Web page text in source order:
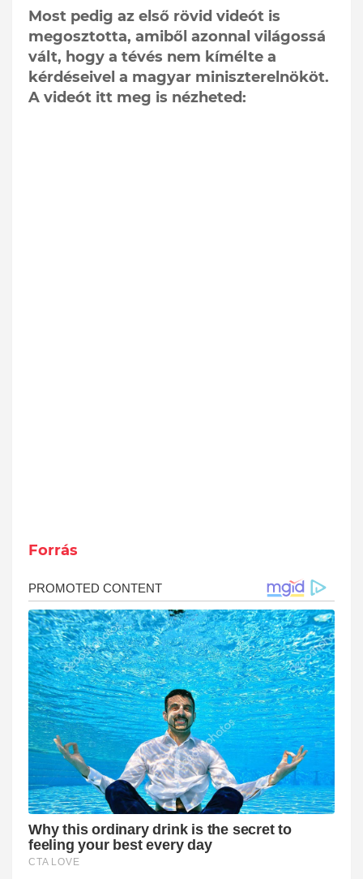
Most pedig az első rövid videót is
megosztotta, amiből azonnal világossá
vált, hogy a tévés nem kímélte a
kérdéseivel a magyar miniszterelnököt.
A videót itt meg is nézheted:
Forrás